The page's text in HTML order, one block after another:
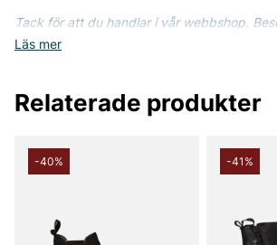
Läs mer
Tack för att du handlar i vår webbshop.
butik i Vingåker.
Relaterade produkter
-40% -41%